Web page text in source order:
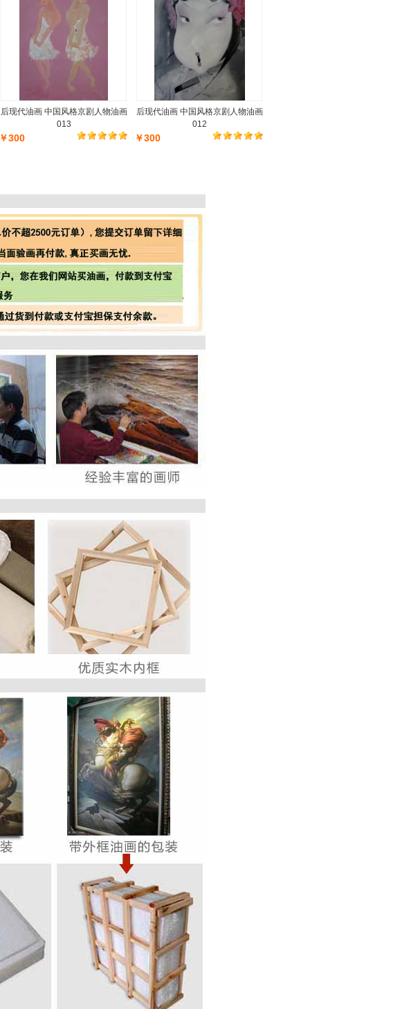
后现代油画 中国风格京剧人物油画
013
￥300
后现代油画 中国风格京剧人物油画
012
￥300